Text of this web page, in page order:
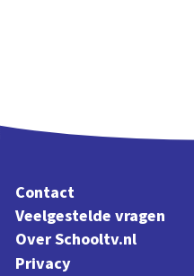
Contact
Veelgestelde vragen
Over Schooltv.nl
Privacy